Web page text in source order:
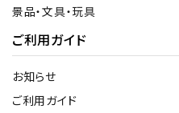
景品・文具・玩具
ご利用ガイド
お知らせ
ご利用ガイド